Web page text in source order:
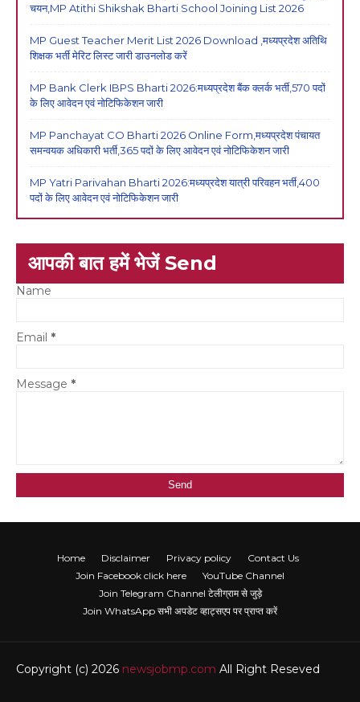
चयन,MP Atithi Shikshak Bharti School Joining List 2026
MP Guest Teacher Merit List 2026 Download ,मध्यप्रदेश अतिथि
शिक्षक भर्ती मेरिट लिस्ट जारी डाउनलोड करें
MP Bank Clerk IBPS Bharti 2026:मध्यप्रदेश बैंक क्लर्क भर्ती,570 पदों
के लिए आवेदन एवं नोटिफिकेशन जारी
MP Panchayat CO Bharti 2026 Online Form,मध्यप्रदेश पंचायत
समन्वयक अधिकारी भर्ती,365 पदों के लिए आवेदन एवं नोटिफिकेशन जारी
MP Yatri Parivahan Bharti 2026:मध्यप्रदेश यात्री परिवहन भर्ती,400
पदों के लिए आवेदन एवं नोटिफिकेशन जारी
आपकी बात हमें भेजें Send
Name
Email *
Message *
Home Disclaimer Privacy policy
Contact Us
Join Facebook click here
YouTube Channel
Join Telegram Channel टेलीग्राम से जुड़े
Join WhatsApp सभी अपडेट व्हाट्सएप पर प्राप्त करें
Copyright (c) 2026 newsjobmp.com All Right Reseved